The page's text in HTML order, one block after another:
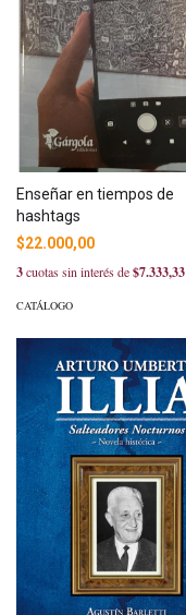
Enseñar en tiempos de
hashtags
$22.000,00
3cuotas sin interés de$7.333,33
CATÁLOGO